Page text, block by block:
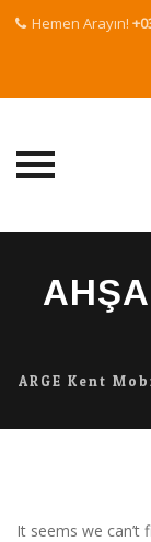
Hemen Arayın!
content
ARGE Kent
It seems we can’t